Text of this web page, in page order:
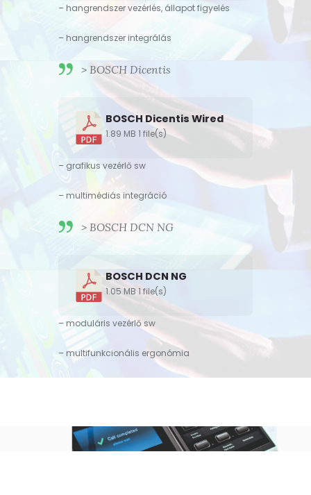
– hangrendszer vezérlés, állapot figyelés
– hangrendszer integrálás
> BOSCH Dicentis
BOSCH Dicentis Wired
1.89 MB 1 file(s)
– grafikus vezérlő sw
– multimédiás integráció
> BOSCH DCN NG
BOSCH DCN NG
1.05 MB 1 file(s)
– moduláris vezérlő sw
– multifunkcionális ergonómia